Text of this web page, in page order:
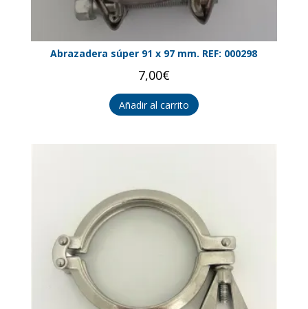
Abrazadera súper 91 x 97 mm. REF: 000298
7,00€
Añadir al carrito